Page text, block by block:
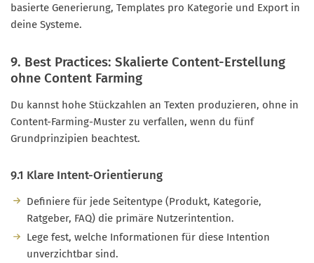
basierte Generierung, Templates pro Kategorie und Export in
deine Systeme.
9. Best Practices: Skalierte Content-Erstellung
ohne Content Farming
Du kannst hohe Stückzahlen an Texten produzieren, ohne in
Content-Farming-Muster zu verfallen, wenn du fünf
Grundprinzipien beachtest.
9.1 Klare Intent-Orientierung
Definiere für jede Seitentype (Produkt, Kategorie,
Ratgeber, FAQ) die primäre Nutzerintention.
Lege fest, welche Informationen für diese Intention
unverzichtbar sind.